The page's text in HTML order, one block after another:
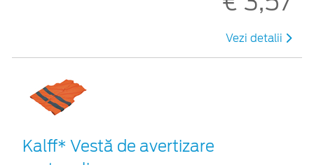
Vezi detalii
Kalff* Vestă de avertizare